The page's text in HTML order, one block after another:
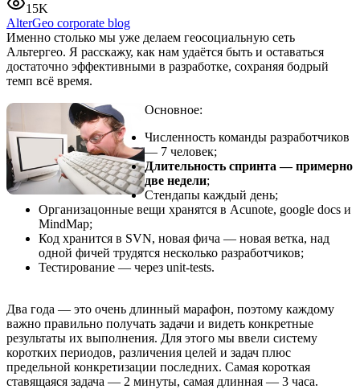
15K
AlterGeo corporate blog
Именно столько мы уже делаем геосоциальную сеть
Альтергео. Я расскажу, как нам удаётся быть и оставаться
достаточно эффективными в разработке, сохраняя бодрый
темп всё время.
Основное:
Численность команды разработчиков
— 7 человек;
Длительность спринта — примерно
две недели;
Стендапы каждый день;
Организацонные вещи хранятся в Acunote, google docs и
MindMap;
Код хранится в SVN, новая фича — новая ветка, над
одной фичей трудятся несколько разработчиков;
Тестирование — через unit-tests.
Два года — это очень длинный марафон, поэтому каждому
важно правильно получать задачи и видеть конкретные
результаты их выполнения. Для этого мы ввели систему
коротких периодов, различения целей и задач плюс
предельной конкретизации последних. Самая короткая
ставящаяся задача — 2 минуты, самая длинная — 3 часа.